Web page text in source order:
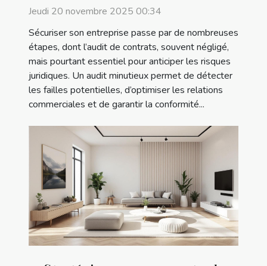
Jeudi 20 novembre 2025 00:34
Sécuriser son entreprise passe par de nombreuses
étapes, dont l’audit de contrats, souvent négligé,
mais pourtant essentiel pour anticiper les risques
juridiques. Un audit minutieux permet de détecter
les failles potentielles, d’optimiser les relations
commerciales et de garantir la conformité...